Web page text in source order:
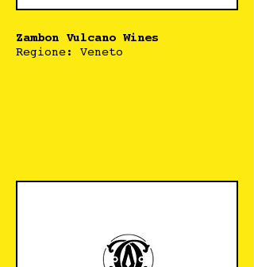
Zambon Vulcano Wines
Regione: Veneto